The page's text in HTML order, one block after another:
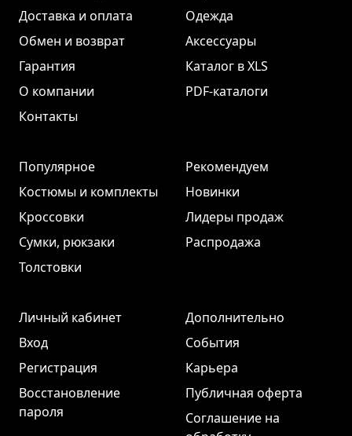
Доставка и оплата
Обмен и возврат
Гарантия
О компании
Контакты
Одежда
Аксессуары
Каталог в XLS
PDF-каталоги
Популярное
Костюмы и комплекты
Кроссовки
Сумки, рюкзаки
Толстовки
Рекомендуем
Новинки
Лидеры продаж
Распродажа
Личный кабинет
Вход
Регистрация
Восстановление
пароля
Дополнительно
События
Карьера
Публичная оферта
Соглашение на